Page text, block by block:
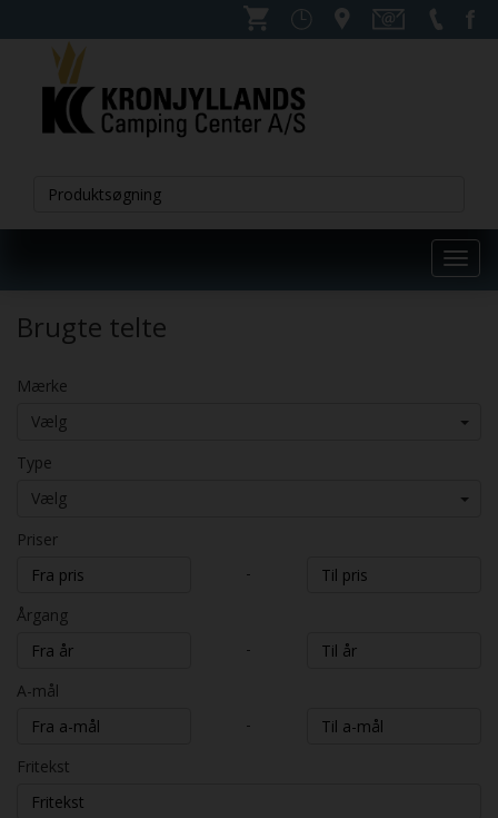
Brugte telte
Mærke
Vælg
Type
Vælg
Priser
-
Årgang
-
A-mål
-
Fritekst